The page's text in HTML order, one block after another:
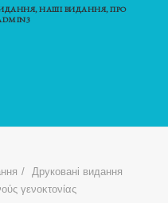
,НАШІ ВИДАННЯ,ПРО
Друковані видання
γενοκτονίας